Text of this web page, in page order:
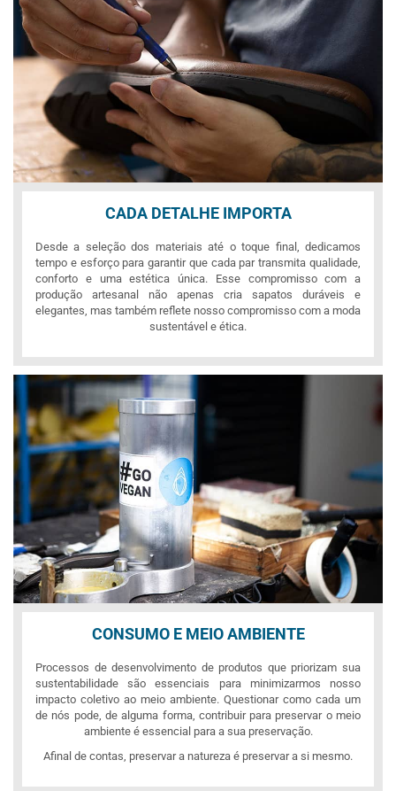
CADA DETALHE IMPORTA
Desde a seleção dos materiais até o toque final, dedicamos
tempo e esforço para garantir que cada par transmita qualidade,
conforto e uma estética única. Esse compromisso com a
produção artesanal não apenas cria sapatos duráveis e
elegantes, mas também reflete nosso compromisso com a moda
sustentável e ética.
CONSUMO E MEIO AMBIENTE
Processos de desenvolvimento de produtos que priorizam sua
sustentabilidade são essenciais para minimizarmos nosso
impacto coletivo ao meio ambiente. Questionar como cada um
de nós pode, de alguma forma, contribuir para preservar o meio
ambiente é essencial para a sua preservação.
Afinal de contas, preservar a natureza é preservar a si mesmo.